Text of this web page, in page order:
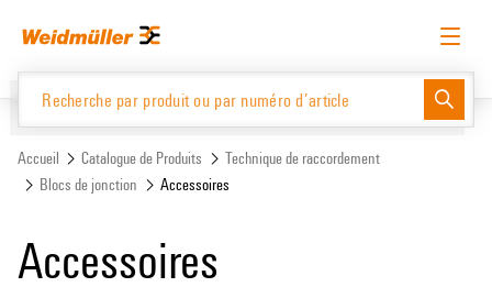
Français
Demander une connexion
Se connecter
Catalogue de Produits
Accueil Catalogue de Produits
Technique de raccordement
Blocs de jonction
Accessoires
Accessoires